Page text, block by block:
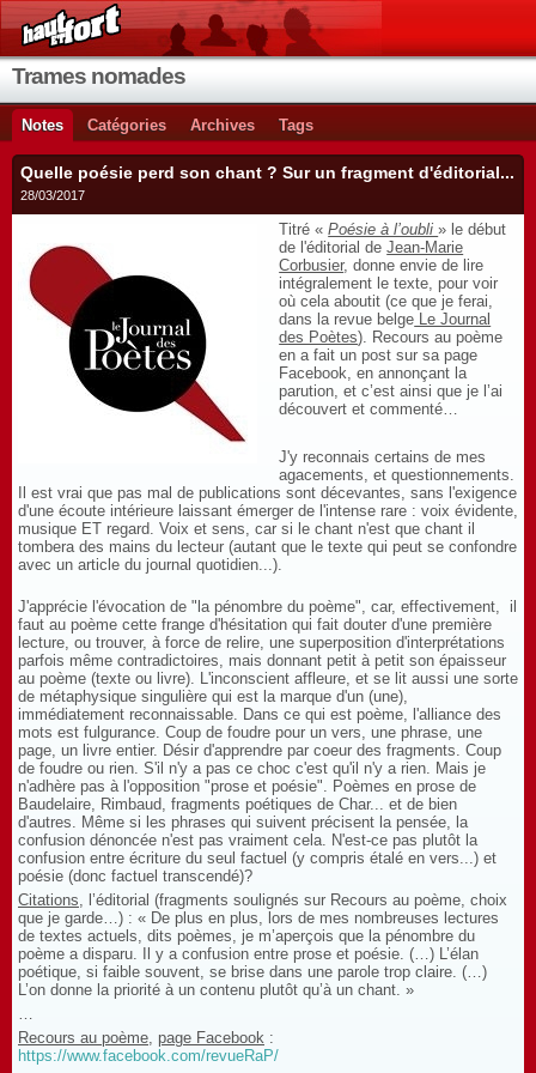
Trames nomades
Notes Catégories Archives Tags
Quelle poésie perd son chant ? Sur un fragment d'éditorial...
28/03/2017
Titré «Poésie à l’oubli» le début
de l'éditorial deJean-Marie
Corbusier, donne envie de lire
intégralement le texte, pour voir
où cela aboutit (ce que je ferai,
dans la revue belge Le Journal
des Poètes). Recours au poème
en a fait un post sur sa page
Facebook, en annonçant la
parution, et c’est ainsi que je l’ai
découvert et commenté…
J'y reconnais certains de mes
agacements, et questionnements.
Il est vrai que pas mal de publications sont décevantes, sans l'exigence
d'une écoute intérieure laissant émerger de l'intense rare : voix évidente,
musique ET regard. Voix et sens, car si le chant n'est que chant il
tombera des mains du lecteur (autant que le texte qui peut se confondre
avec un article du journal quotidien...).
J'apprécie l'évocation de "la pénombre du poème", car, effectivement, il
faut au poème cette frange d'hésitation qui fait douter d'une première
lecture, ou trouver, à force de relire, une superposition d'interprétations
parfois même contradictoires, mais donnant petit à petit son épaisseur
au poème (texte ou livre). L'inconscient affleure, et se lit aussi une sorte
de métaphysique singulière qui est la marque d'un (une),
immédiatement reconnaissable. Dans ce qui est poème, l'alliance des
mots est fulgurance. Coup de foudre pour un vers, une phrase, une
page, un livre entier. Désir d'apprendre par coeur des fragments. Coup
de foudre ou rien. S'il n'y a pas ce choc c'est qu'il n'y a rien. Mais je
n'adhère pas à l'opposition "prose et poésie". Poèmes en prose de
Baudelaire, Rimbaud, fragments poétiques de Char... et de bien
d'autres. Même si les phrases qui suivent précisent la pensée, la
confusion dénoncée n'est pas vraiment cela. N'est-ce pas plutôt la
confusion entre écriture du seul factuel (y compris étalé en vers...) et
poésie (donc factuel transcendé)?
Citations, l’éditorial (fragments soulignés sur Recours au poème, choix
que je garde…) : « De plus en plus, lors de mes nombreuses lectures
de textes actuels, dits poèmes, je m’aperçois que la pénombre du
poème a disparu. Il y a confusion entre prose et poésie. (…) L’élan
poétique, si faible souvent, se brise dans une parole trop claire. (…)
L’on donne la priorité à un contenu plutôt qu’à un chant. »
…
Recours au poème, page Facebook :
https://www.facebook.com/revueRaP/